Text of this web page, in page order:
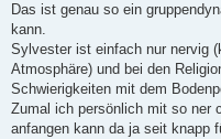
Das ist genau so ein
kann.
Sylvester ist einfach nur nervig
Atmosphäre) und bei den
Schwierigkeiten mit dem
Zumal ich persönlich mit so ner
anfangen kann da ja seit knapp